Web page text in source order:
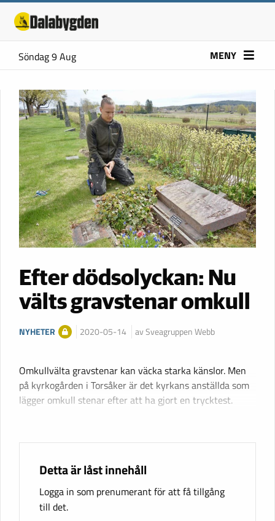
Söndag 9 Aug MENY
Efter dödsolyckan: Nu
välts gravstenar omkull
NYHETER 2020-05-14 av Sveagruppen Webb
Omkullvälta gravstenar kan väcka starka känslor. Men
på kyrkogården i Torsåker är det kyrkans anställda som
lägger omkull stenar efter att ha gjort en trycktest.
Detta är låst innehåll
Logga in som prenumerant för att få tillgång
till det.